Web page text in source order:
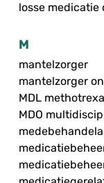
losse medicatie
M
mantelzorger
mantelzorger
MDL
MDO